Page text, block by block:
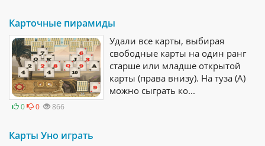
Карточные пирамиды
0 0 866
Удали все карты, выбирая
свободные карты на один ранг
старше или младше открытой
карты (права внизу). На туза (А)
можно сыграть ко...
Карты Уно играть